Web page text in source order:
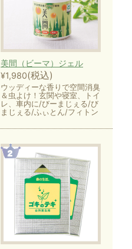
美間（ビーマ）ジェル
¥1,980(税込)
ウッディーな香りで空間消臭
＆虫よけ！玄関や寝室、トイ
レ、車内に/びーまじぇる/び
まじぇる/ふぃとん/フィトン